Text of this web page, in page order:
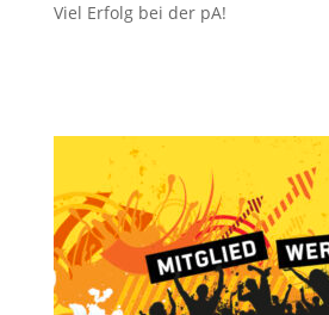
Viel Erfolg bei der pA!